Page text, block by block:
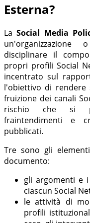
Esterna?
LaSocial Media
disciplinare il
propri profili Social
incentrato sul
l'obiettivo di rendere
fruizione dei canali
rischio che si
fraintendimenti e
pubblicati.
Tre sono gli
documento:
gli argomenti e
ciascun Social
le attività di
profili